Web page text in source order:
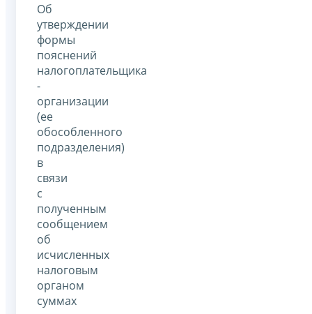
Об
утверждении
формы
пояснений
налогоплательщика
-
организации
(ее
обособленного
подразделения)
в
связи
с
полученным
сообщением
об
исчисленных
налоговым
органом
суммах